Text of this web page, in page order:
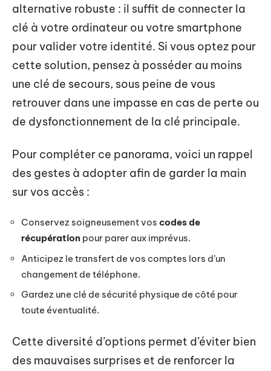
alternative robuste : il suffit de connecter la
clé à votre ordinateur ou votre smartphone
pour valider votre identité. Si vous optez pour
cette solution, pensez à posséder au moins
une clé de secours, sous peine de vous
retrouver dans une impasse en cas de perte ou
de dysfonctionnement de la clé principale.
Pour compléter ce panorama, voici un rappel
des gestes à adopter afin de garder la main
sur vos accès :
Conservez soigneusement vos codes de
récupération pour parer aux imprévus.
Anticipez le transfert de vos comptes lors d’un
changement de téléphone.
Gardez une clé de sécurité physique de côté pour
toute éventualité.
Cette diversité d’options permet d’éviter bien
des mauvaises surprises et de renforcer la